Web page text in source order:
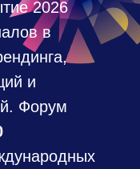
2026
в
и
Форум